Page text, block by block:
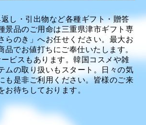
し・引出物など各種ギフト・贈答
景品のご用命は三重県津市ギフト専
らのき」へお任せください。最大お
品でお値打ちにご奉仕いたします。
ビスもあります。韓国コスメや雑
ムの取り扱いもスタート。日々の気
も是非ご利用ください。皆様のご来
お待ちしております。